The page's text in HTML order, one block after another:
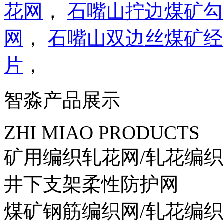
花网 ， 石嘴山拧边煤矿
网 ， 石嘴山双边丝煤矿
片 ，
智淼产品展示
ZHI MIAO PRODUCTS
矿用编织轧花网/轧花编
井下支架柔性防护网
煤矿钢筋编织网/轧花编